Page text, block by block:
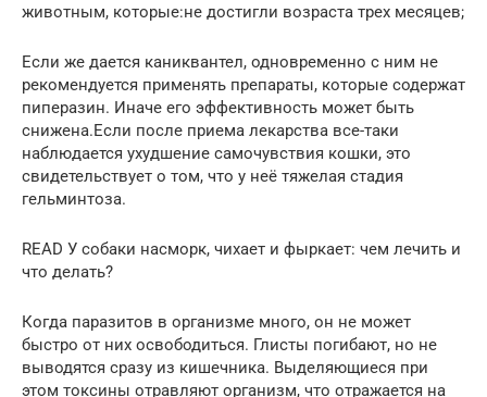
животным, которые:не достигли возраста трех месяцев;
Если же дается каниквантел, одновременно с ним не
рекомендуется применять препараты, которые содержат
пиперазин. Иначе его эффективность может быть
снижена.Если после приема лекарства все-таки
наблюдается ухудшение самочувствия кошки, это
свидетельствует о том, что у неё тяжелая стадия
гельминтоза.
READ У собаки насморк, чихает и фыркает: чем лечить и
что делать?
Когда паразитов в организме много, он не может
быстро от них освободиться. Глисты погибают, но не
выводятся сразу из кишечника. Выделяющиеся при
этом токсины отравляют организм, что отражается на